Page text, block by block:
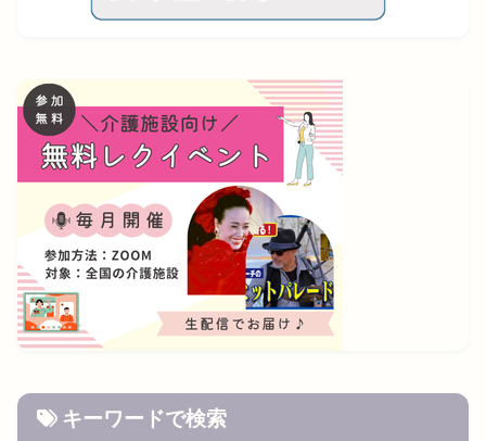
キーワードで検索